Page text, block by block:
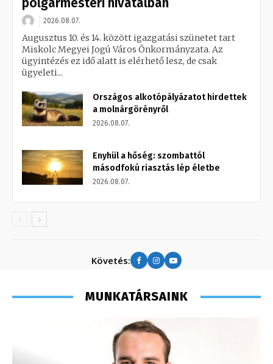
polgármesteri hivatalban
2026.08.07.
Augusztus 10. és 14. között igazgatási szünetet tart
Miskolc Megyei Jogú Város Önkormányzata. Az
ügyintézés ez idő alatt is elérhető lesz, de csak
ügyeleti...
Országos alkotópályázatot hirdettek
a molnárgörényről
2026.08.07.
Enyhül a hőség: szombattól
másodfokú riasztás lép életbe
2026.08.07.
Követés:
MUNKATÁRSAINK